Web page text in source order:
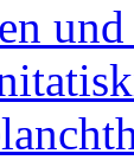
und